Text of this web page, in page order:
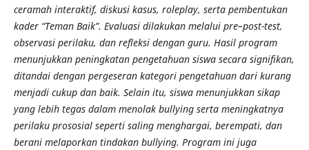
ceramah interaktif, diskusi kasus, roleplay, serta pembentukan
kader “Teman Baik”. Evaluasi dilakukan melalui pre–post-test,
observasi perilaku, dan refleksi dengan guru. Hasil program
menunjukkan peningkatan pengetahuan siswa secara signifikan,
ditandai dengan pergeseran kategori pengetahuan dari kurang
menjadi cukup dan baik. Selain itu, siswa menunjukkan sikap
yang lebih tegas dalam menolak bullying serta meningkatnya
perilaku prososial seperti saling menghargai, berempati, dan
berani melaporkan tindakan bullying. Program ini juga